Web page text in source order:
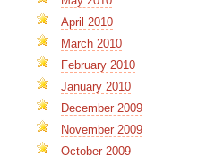
April 2010
March 2010
February 2010
January 2010
December 2009
November 2009
October 2009